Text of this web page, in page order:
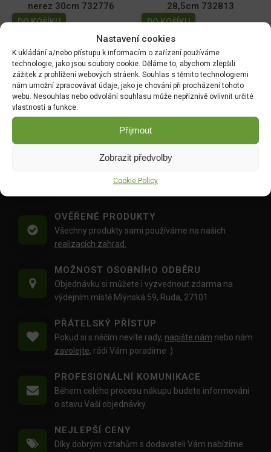
Nastavení cookies
K ukládání a/nebo přístupu k informacím o zařízení používáme
technologie, jako jsou soubory cookie. Děláme to, abychom zlepšili
zážitek z prohlížení webových stráenk. Souhlas s těmito technologiemi
nám umožní zpracovávat údaje, jako je chování při procházení tohoto
webu. Nesouhlas nebo odvolání souhlasu může nepříznivě ovlivnit určité
vlastnosti a funkce.
Přijmout
Zobrazit předvolby
Cookie Policy
nerez 30cm 732776
DO KOŠÍKU
28,5cm 732813
DO KOŠÍKU
389.00Kč
Úzká lopatka nerez 33cm
732837
DO KOŠÍKU
369.00Kč
Sázecí kolík nerez 28cm
732790
DO KOŠÍKU
DOPRAVA ZDARMA OD 1500 KČ
Doprava objednávekod 1500 Kč,
OVĚŘENÉ PRODUKTY
Všechny produkty sami používáme na našich
realizacích zahrad.
MOŽNOST OSOBNÍHO ODBĚRU
Objednávku si můžete i vyzvednout zdarma na
výdejním místě Mlýnská 59, Ruda, 27101
PŘÁTELSKÝ PŘÍSTUP
Pokud si s něčím nevíte rady, napište nám nebo nám
zavolejte, rádi Vám poradíme :)
PROFESIONÁLNÍ KOMUNIKACE
Během celého procesu nákupu budete informováni
o stavu Vaší objednávky.
NEJLEPŠÍ CENY
Díky dobrým vztahům s dodavateli Vám nabízíme